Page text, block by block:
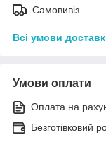
Самовивіз
Всі умови
Умови оплати
Оплата на
Безготівковий